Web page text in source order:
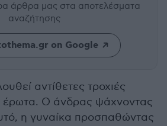
άρθρα μας στα αποτελέσματα
αναζήτησης
on Google
αντίθετες τροχιές
έρωτα. Ο άνδρας ψάχνοντας
η γυναίκα προσπαθώντας